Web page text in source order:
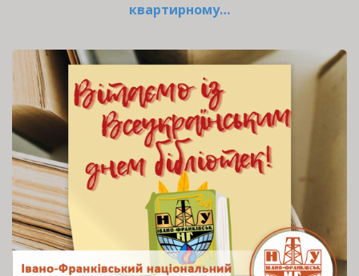
квартирному…